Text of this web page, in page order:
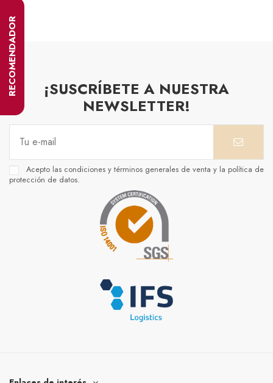
RECOMENDADOR
¡SUSCRÍBETE A NUESTRA
NEWSLETTER!
Acepto las condiciones y términos generales de venta y la política de
protección de datos.